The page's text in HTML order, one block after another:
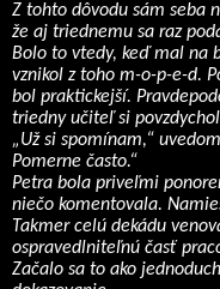
Z tohto dôvodu sám seba
že aj triednemu sa raz
Bolo to vtedy, keď mal na
vznikol z toho m-o-p-e-d.
bol praktickejší.
triedny učiteľ si
„Už si spomínam,“
Pomerne často.“
Petra bola priveľmi
niečo komentovala.
Takmer celú dekádu
ospravedlniteľnú časť
Začalo sa to ako